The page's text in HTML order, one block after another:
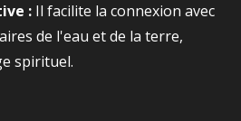
: Il facilite la connexion avec
de l'eau et de la terre,
spirituel.